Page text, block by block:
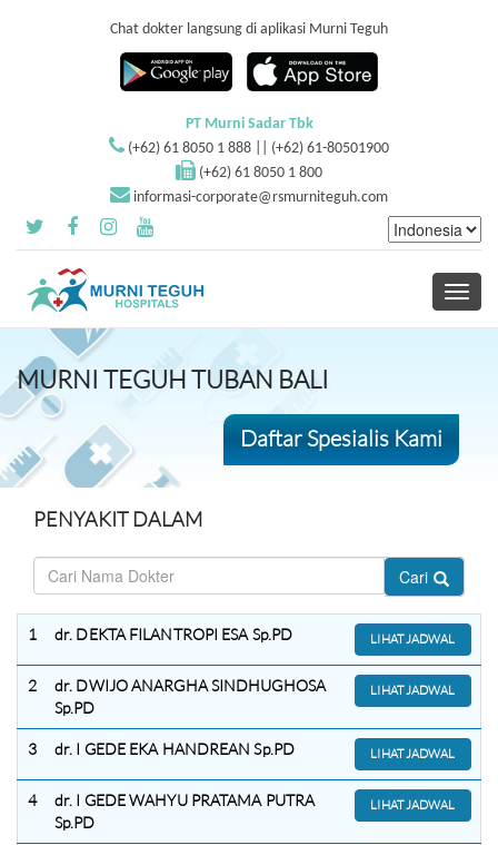
Chat dokter langsung di aplikasi Murni Teguh
PT Murni Sadar Tbk
(+62) 61 8050 1 888 || (+62) 61-80501900
(+62) 61 8050 1 800
informasi-corporate@rsmurniteguh.com
Toggle
MURNI TEGUH TUBAN BALI
Daftar Spesialis Kami
PENYAKIT DALAM
Cari
1 dr. DEKTA FILANTROPI ESA Sp.PD LIHAT JADWAL
2
dr. DWIJO ANARGHA SINDHUGHOSA
Sp.PD
LIHAT JADWAL
3 dr. I GEDE EKA HANDREAN Sp.PD LIHAT JADWAL
4
dr. I GEDE WAHYU PRATAMA PUTRA
Sp.PD
LIHAT JADWAL